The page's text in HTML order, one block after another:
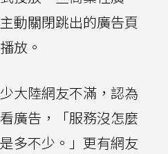
動關閉跳出的廣告頁
放。
大陸網友不滿，認為
廣告，「服務沒怎麼
多不少。」更有網友